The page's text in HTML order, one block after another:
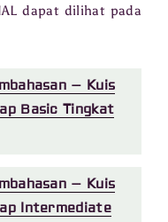
dapat dilihat pada
– Kuis
Basic Tingkat
– Kuis
Intermediate